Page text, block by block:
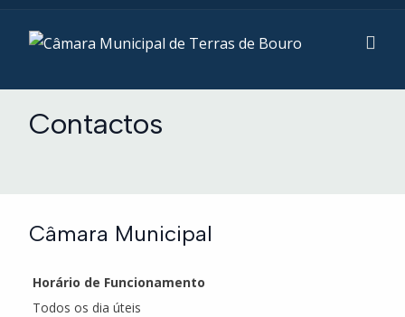
Contactos
Câmara Municipal
Horário de Funcionamento
Todos os dia úteis